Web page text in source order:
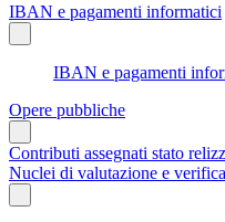
IBAN e pagamenti informatici
IBAN e pagamenti
Opere pubbliche
Contributi assegnati stato
Nuclei di valutazione e